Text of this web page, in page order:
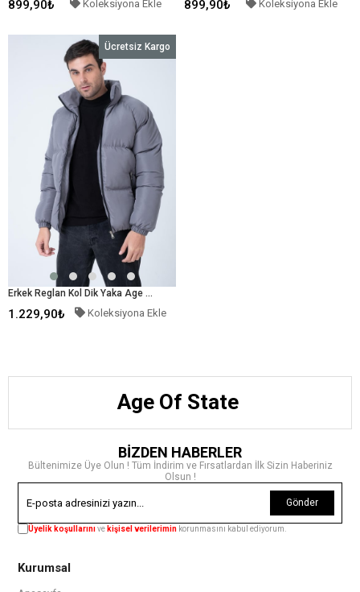
899,90₺ Koleksiyona Ekle 899,90₺ Koleksiyona Ekle
Erkek Reglan Kol Dik Yaka Age Of State Baskılı Mont Füme
1.229,90₺ Koleksiyona Ekle
Ücretsiz Kargo
Age Of State
BİZDEN HABERLER
Bültenimize Üye Olun ! Tüm İndirim ve Fırsatlardan İlk Sizin Haberiniz
Olsun !
Gönder
Üyelik koşullarınıve kişisel verilerimin korunmasını kabul ediyorum.
Kurumsal